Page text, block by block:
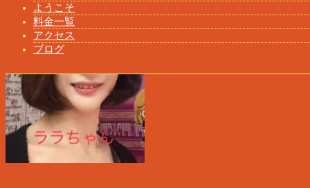
ようこそ
料金一覧
アクセス
ブログ